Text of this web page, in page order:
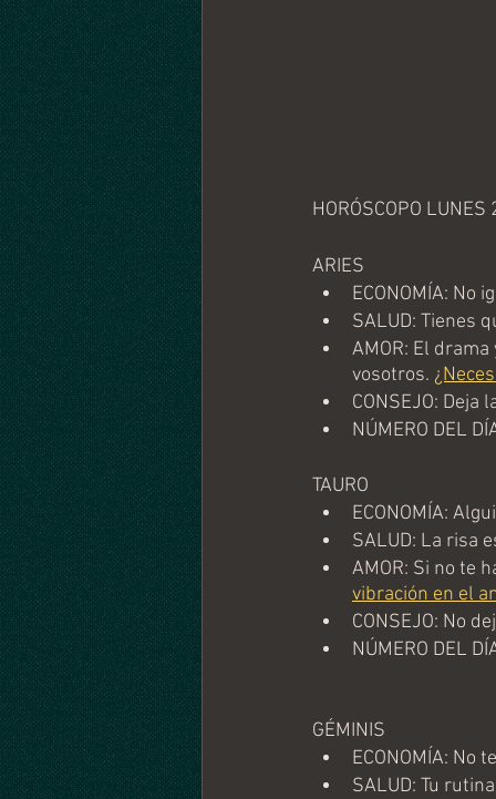
HORÓSCOPO
ARIES
ECONOMÍA: No
SALUD: Tienes
AMOR: El
vosotros.
CONSEJO: Deja
NÚMERO DEL
TAURO
ECONOMÍA:
SALUD: La risa
AMOR: Si no te
vibración en el
CONSEJO: No
NÚMERO DEL
GÉMINIS
ECONOMÍA: No
SALUD: Tu